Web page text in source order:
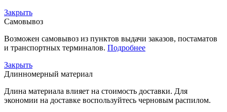
Закрыть
Самовывоз
Возможен самовывоз из пунктов выдачи заказов, постаматов
и транспортных терминалов. Подробнее
Закрыть
Длинномерный материал
Длина материала влияет на стоимость доставки. Для
экономии на доставке воспользуйтесь черновым распилом.